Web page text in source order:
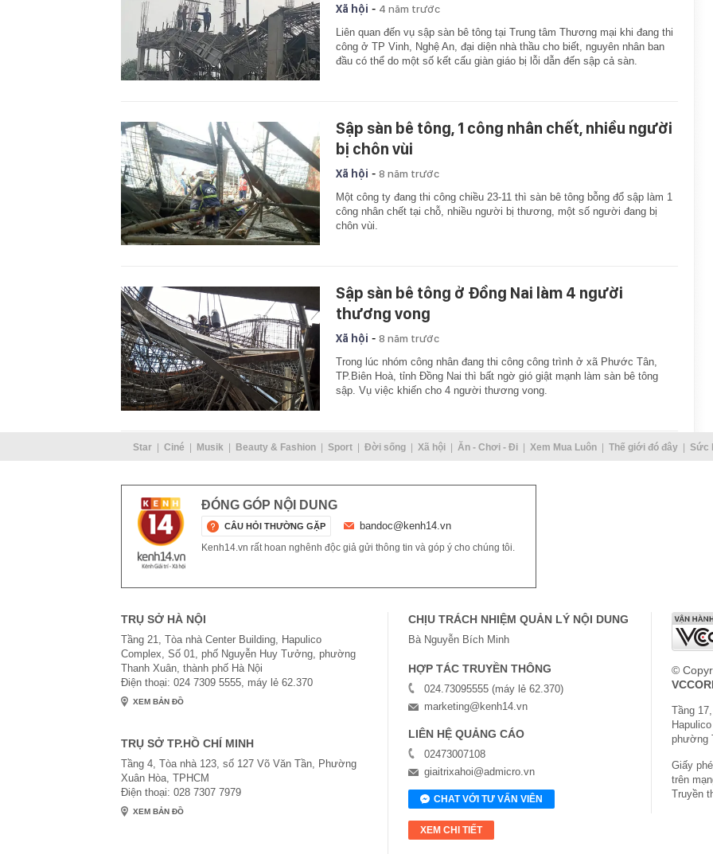
Xã hội - 4 năm trước
Liên quan đến vụ sập sàn bê tông tại Trung tâm Thương mại khi đang thi
công ở TP Vinh, Nghệ An, đại diện nhà thầu cho biết, nguyên nhân ban
đầu có thể do một số kết cấu giàn giáo bị lỗi dẫn đến sập cả sàn.
Sập sàn bê tông, 1 công nhân chết, nhiều người
bị chôn vùi
Xã hội - 8 năm trước
Một công ty đang thi công chiều 23-11 thì sàn bê tông bỗng đổ sập làm 1
công nhân chết tại chỗ, nhiều người bị thương, một số người đang bị
chôn vùi.
Sập sàn bê tông ở Đồng Nai làm 4 người
thương vong
Xã hội - 8 năm trước
Trong lúc nhóm công nhân đang thi công công trình ở xã Phước Tân,
TP.Biên Hoà, tỉnh Đồng Nai thì bất ngờ gió giật mạnh làm sàn bê tông
sập. Vụ việc khiến cho 4 người thương vong.
Star Ciné Musik Beauty & Fashion Sport Đời sống Xã hội Ăn - Chơi - Đi Xem Mua Luôn Thế giới đó đây Sức
ĐÓNG GÓP NỘI DUNG
CÂU HỎI THƯỜNG GẶP bandoc@kenh14.vn
Kenh14.vn rất hoan nghênh độc giả gửi thông tin và góp ý cho chúng tôi.
TRỤ SỞ HÀ NỘI
Tầng 21, Tòa nhà Center Building, Hapulico
Complex, Số 01, phố Nguyễn Huy Tưởng, phường
Thanh Xuân, thành phố Hà Nội
Điện thoại: 024 7309 5555, máy lẻ 62.370
XEM BẢN ĐỒ
TRỤ SỞ TP.HỒ CHÍ MINH
Tầng 4, Tòa nhà 123, số 127 Võ Văn Tần, Phường
Xuân Hòa, TPHCM
Điện thoại: 028 7307 7979
XEM BẢN ĐỒ
CHỊU TRÁCH NHIỆM QUẢN LÝ NỘI DUNG
Bà Nguyễn Bích Minh
HỢP TÁC TRUYỀN THÔNG
024.73095555 (máy lẻ 62.370)
marketing@kenh14.vn
LIÊN HỆ QUẢNG CÁO
02473007108
giaitrixahoi@admicro.vn
CHAT VỚI TƯ VẤN VIÊN
XEM CHI TIẾT
©
Tầng
phường
Giấy
trên
Truyền